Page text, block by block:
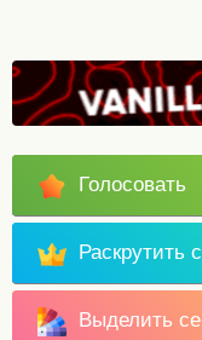
Голосовать
Раскрутить
Выделить